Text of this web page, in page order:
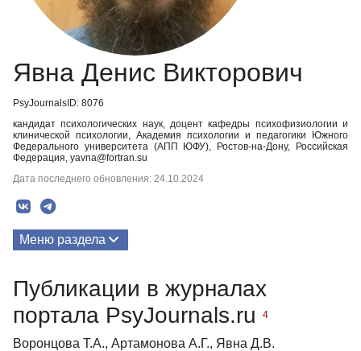
Явна Денис Викторович
PsyJournalsID: 8076
кандидат психологических наук, доцент кафедры психофизиологии и
клинической психологии, Академия психологии и педагогики Южного
Федерального университета (АПП ЮФУ), Ростов-на-Дону, Российская
Федерация, yavna@fortran.su
Дата последнего обновления: 24.10.2024
Меню раздела
Публикации в журналах
портала PsyJournals.ru
4
Воронцова Т.А., Артамонова А.Г., Явна Д.В.